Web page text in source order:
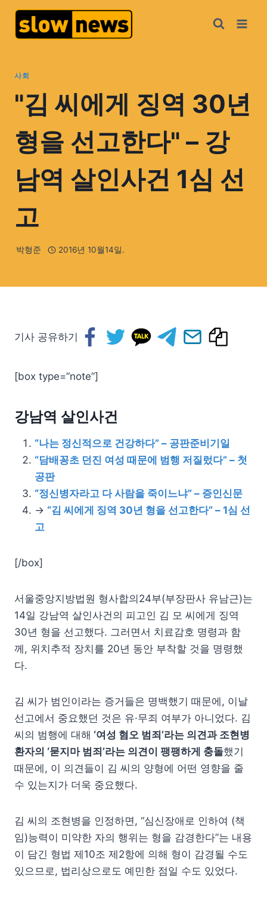
사회
"김 씨에게 징역 30년
형을 선고한다" – 강
남역 살인사건 1심 선
고
박형준 2016년 10월14일.
기사 공유하기
[box type=”note”]
강남역 살인사건
“나는 정신적으로 건강하다” – 공판준비기일
“담배꽁초 던진 여성 때문에 범행 저질렀다” – 첫
공판
“정신병자라고 다 사람을 죽이느냐” – 증인신문
→ “김 씨에게 징역 30년 형을 선고한다” – 1심 선
고
[/box]
서울중앙지방법원 형사합의24부(부장판사 유남근)는
14일 강남역 살인사건의 피고인 김 모 씨에게 징역
30년 형을 선고했다. 그러면서 치료감호 명령과 함
께, 위치추적 장치를 20년 동안 부착할 것을 명령했
다.
김 씨가 범인이라는 증거들은 명백했기 때문에, 이날
선고에서 중요했던 것은 유·무죄 여부가 아니었다. 김
씨의 범행에 대해 ‘여성 혐오 범죄’라는 의견과 조현병
환자의 ‘묻지마 범죄’라는 의견이 팽팽하게 충돌했기
때문에, 이 의견들이 김 씨의 양형에 어떤 영향을 줄
수 있는지가 더욱 중요했다.
김 씨의 조현병을 인정하면, “심신장애로 인하여 (책
임)능력이 미약한 자의 행위는 형을 감경한다”는 내용
이 담긴 형법 제10조 제2항에 의해 형이 감경될 수도
있으므로, 법리상으로도 예민한 점일 수도 있었다.